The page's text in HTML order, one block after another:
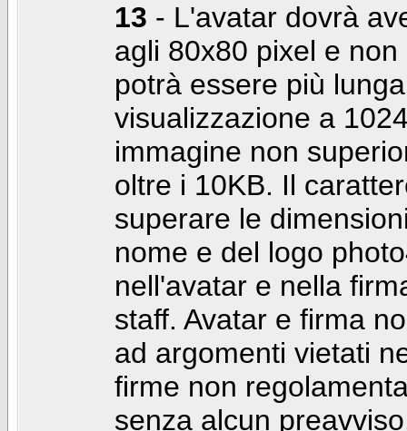
13 - L'avatar dovrà
agli 80x80 pixel e
potrà essere più
visualizzazione a
immagine non
oltre i 10KB. Il
superare le
nome e del logo
nell'avatar e nella
staff. Avatar e firma
ad argomenti vietati
firme non
senza alcun